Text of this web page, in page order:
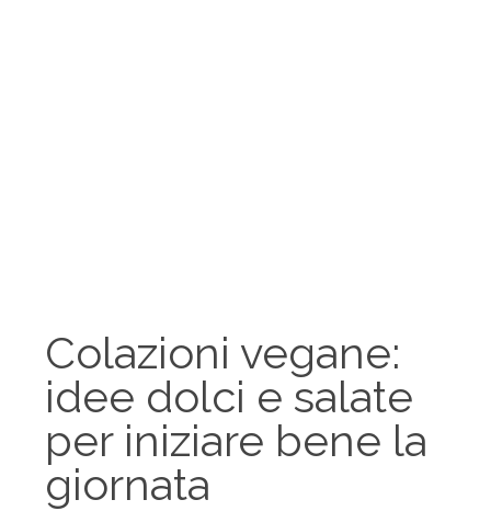
Colazioni vegane:
idee dolci e salate
per iniziare bene la
giornata